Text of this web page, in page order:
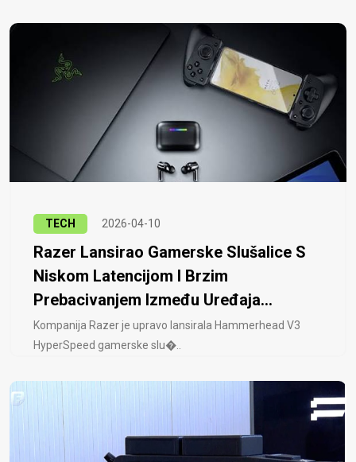
TECH 2026-04-10
Razer Lansirao Gamerske Slušalice S
Niskom Latencijom I Brzim
Prebacivanjem Između Uređaja...
Kompanija Razer je upravo lansirala Hammerhead V3
HyperSpeed ​​gamerske slu�..